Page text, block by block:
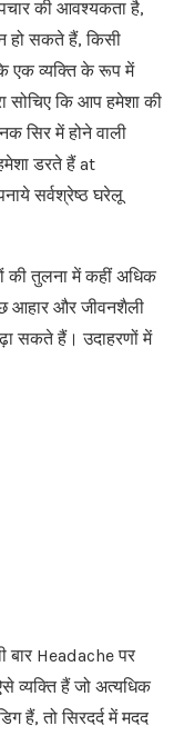
की आवश्यकता है,
हो सकते हैं, किसी
एक व्यक्ति के रूप में
सोचिए कि आप हमेशा की
सिर में होने वाली
डरते हैं at
सर्वश्रेष्ठ घरेलू
की तुलना में कहीं अधिक
आहार और जीवनशैली
सकते हैं। उदाहरणों में
बार Headache पर
व्यक्ति हैं जो अत्यधिक
हैं, तो सिरदर्द में मदद